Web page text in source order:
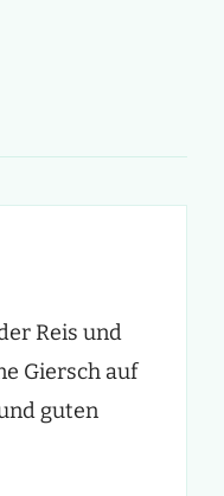
Reis und
Giersch auf
guten